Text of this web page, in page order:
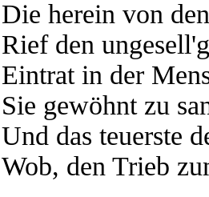
Die herein von
Rief den
Eintrat in der
Sie gewöhnt zu
Und das teuerste
Wob, den Trieb